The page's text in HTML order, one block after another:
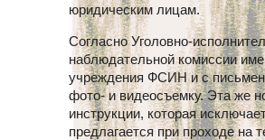
юридическим лицам.
СогласноУголовно-
наблюдательной комиссии
учреждения ФСИН и с
фото- и видеосъемку. Эта же
инструкции, которая
предлагается при проходе на